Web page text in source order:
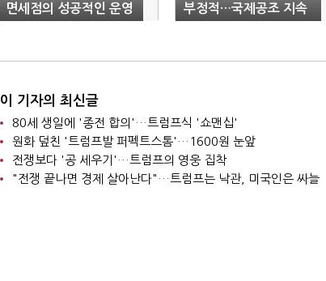
면세점의 성공적인 운영
기대"
부정적…국제공조 지속
합의
이 기자의 최신글
80세 생일에 '종전 합의'…트럼프식 '쇼맨십'
원화 덮친 '트럼프발 퍼펙트스톰'…1600원 눈앞
전쟁보다 '공 세우기'…트럼프의 영웅 집착
"전쟁 끝나면 경제 살아난다"…트럼프는 낙관, 미국인은 싸늘